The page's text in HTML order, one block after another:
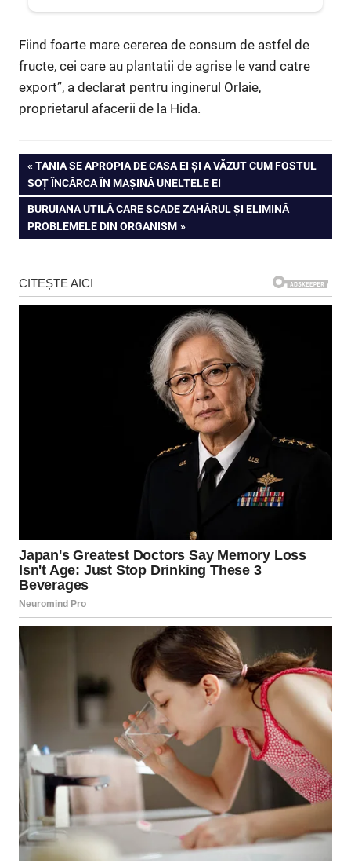
Fiind foarte mare cererea de consum de astfel de
fructe, cei care au plantatii de agrise le vand catre
export”, a declarat pentru inginerul Orlaie,
proprietarul afacerii de la Hida.
Navigare
în
articole
PREVIOUS
POST:
TANIA SE APROPIA DE CASA EI ȘI A VĂZUT CUM FOSTUL
SOȚ ÎNCĂRCA ÎN MAȘINĂ UNELTELE EI
NEXT
POST:
BURUIANA UTILĂ CARE SCADE ZAHĂRUL ȘI ELIMINĂ
PROBLEMELE DIN ORGANISM